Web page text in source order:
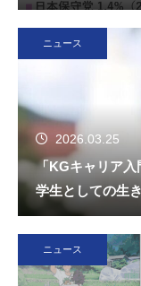
ニュース
2026.03.25
「KGキャリア
学生としての生
ニュース